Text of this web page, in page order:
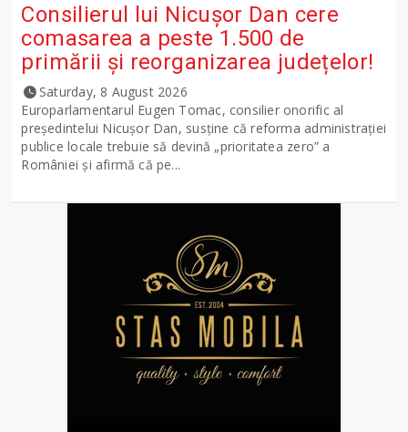
Consilierul lui Nicușor Dan cere
comasarea a peste 1.500 de
primării și reorganizarea județelor!
Saturday, 8 August 2026
Europarlamentarul Eugen Tomac, consilier onorific al
președintelui Nicușor Dan, susține că reforma administrației
publice locale trebuie să devină „prioritatea zero” a
României și afirmă că pe...